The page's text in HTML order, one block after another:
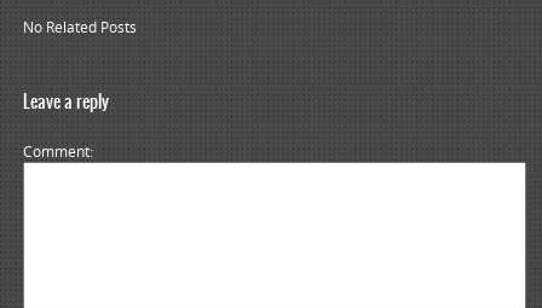
No Related Posts
Leave a reply
Comment